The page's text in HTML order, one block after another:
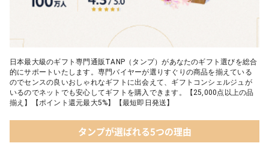
日本最大級のギフト専門通販TANP（タンプ）があなたのギフト選びを総合
的にサポートいたします。専門バイヤーが選りすぐりの商品を揃えている
のでセンスの良いおしゃれなギフトに出会えて、ギフトコンシェルジュが
いるのでネットでも安心してギフトを購入できます。【25,000点以上の品
揃え】【ポイント還元最大5%】【最短即日発送】
タンプが選ばれる5つの理由